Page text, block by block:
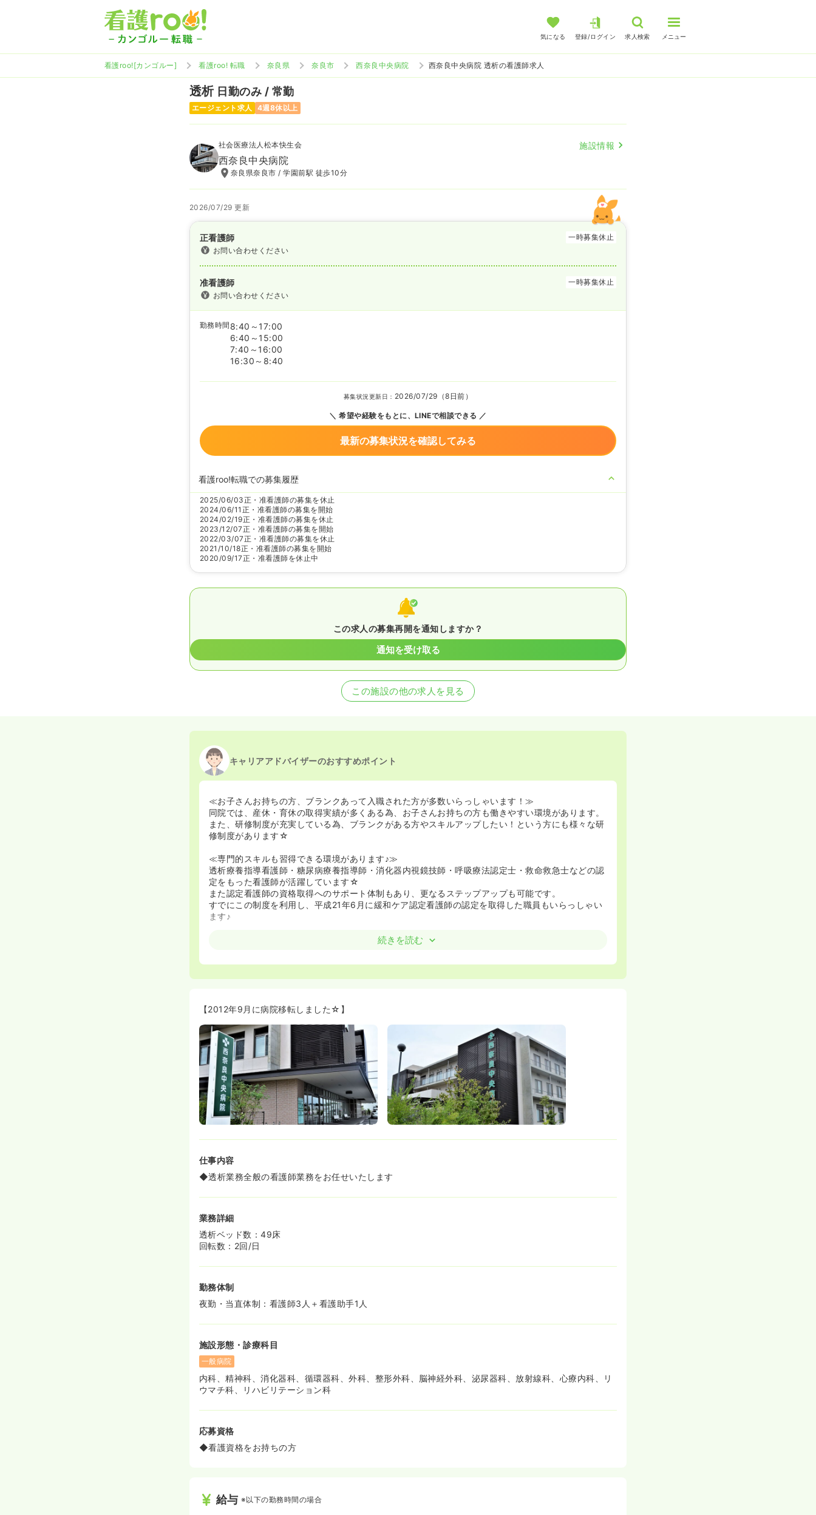
気になる 登録/ログイン 求人検索 メニュー
看護roo![カンゴルー] 看護roo! 転職 奈良県 奈良市 西奈良中央病院 西奈良中央病院 透析の看護師求人
透析日勤のみ / 常勤
エージェント求人 4週8休以上
社会医療法人松本快生会 施設情報
西奈良中央病院
奈良県奈良市 / 学園前駅 徒歩10分
2026/07/29 更新
正看護師
一時募集休止
お問い合わせください
准看護師
一時募集休止
お問い合わせください
勤務時間 8:40～17:00
6:40～15:00
7:40～16:00
16:30～8:40
募集状況更新日： 2026/07/29（8日前）
希望や経験をもとに、LINEで相談できる
最新の募集状況を確認してみる
看護roo!転職での募集履歴
2025/06/03正・准看護師の募集を休止
2024/06/11 正・准看護師の募集を開始
2024/02/19正・准看護師の募集を休止
2023/12/07正・准看護師の募集を開始
2022/03/07正・准看護師の募集を休止
2021/10/18正・准看護師の募集を開始
2020/09/17正・准看護師を休止中
この求人の募集再開を通知しますか？
通知を受け取る
この施設の他の求人を見る
キャリアアドバイザーのおすすめポイント
≪お子さんお持ちの方、ブランクあって入職された方が多数いらっしゃいます！≫
同院では、産休・育休の取得実績が多くある為、お子さんお持ちの方も働きやすい環境があります。
また、研修制度が充実している為、ブランクがある方やスキルアップしたい！という方にも様々な研
修制度があります☆
≪専門的スキルも習得できる環境があります♪≫
透析療養指導看護師・糖尿病療養指導師・消化器内視鏡技師・呼吸療法認定士・救命救急士などの認
定をもった看護師が活躍しています☆
また認定看護師の資格取得へのサポート体制もあり、更なるステップアップも可能です。
すでにこの制度を利用し、平成21年6月に緩和ケア認定看護師の認定を取得した職員もいらっしゃい
ます♪
≪2012年9月に新病院へ移転☆緩和ケア病棟立ち上げ≫
続きを読む
【2012年9月に病院移転しました☆】
仕事内容
◆透析業務全般の看護師業務をお任せいたします
業務詳細
透析ベッド数：49床
回転数：2回/日
勤務体制
夜勤・当直体制：看護師3人＋看護助手1人
施設形態・診療科目
一般病院
内科、精神科、消化器科、循環器科、外科、整形外科、脳神経外科、泌尿器科、放射線科、心療内科、リ
ウマチ科、リハビリテーション科
応募資格
◆看護資格をお持ちの方
給与 ※以下の勤務時間の場合